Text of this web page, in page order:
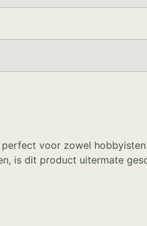
voor zowel
is dit product uitermate